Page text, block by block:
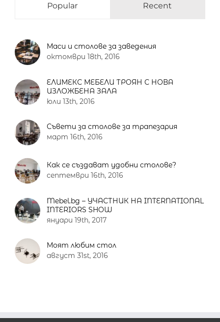
Popular Recent
Маси и столове за заведения
октомври 18th, 2016
ЕЛИМЕКС МЕБЕЛИ ТРОЯН С НОВА
ИЗЛОЖБЕНА ЗАЛА
юли 13th, 2016
Съвети за столове за трапезария
март 16th, 2016
Как се създават удобни столове?
септември 16th, 2016
Mebel.bg – УЧАСТНИК НА INTERNATIONAL
INTERIORS SHOW
януари 19th, 2017
Моят любим стол
август 31st, 2016